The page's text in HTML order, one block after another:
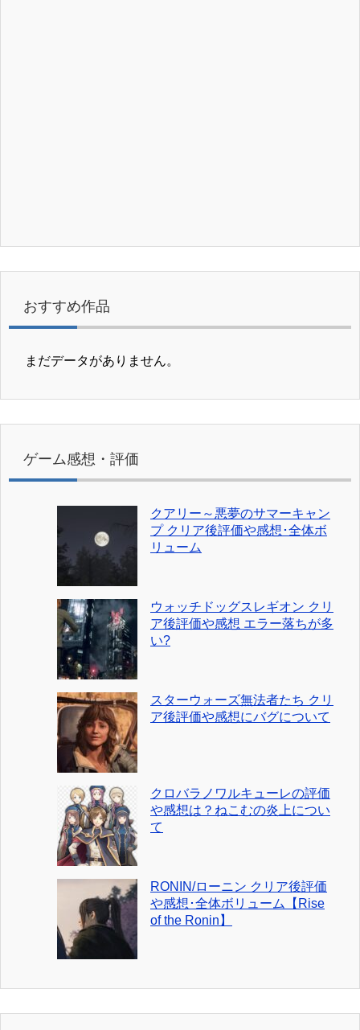
おすすめ作品
まだデータがありません。
ゲーム感想・評価
クアリー～悪夢のサマーキャン
プ クリア後評価や感想･全体ボ
リューム
ウォッチドッグスレギオン クリ
ア後評価や感想 エラー落ちが多
い?
スターウォーズ無法者たち クリ
ア後評価や感想にバグについて
クロバラノワルキューレの評価
や感想は？ねこむの炎上につい
て
RONIN/ローニン クリア後評価
や感想･全体ボリューム【Rise
of the Ronin】